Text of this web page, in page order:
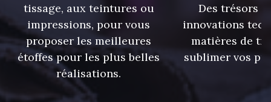
46 - Rose Zéphyr 47 - Prunelle
32 - Corail 34 - Marine
tissage, aux teintures ou
impressions, pour vous
proposer les meilleures
étoffes pour les plus belles
réalisations.
Des trésors
innovations
matières de
sublimer vos